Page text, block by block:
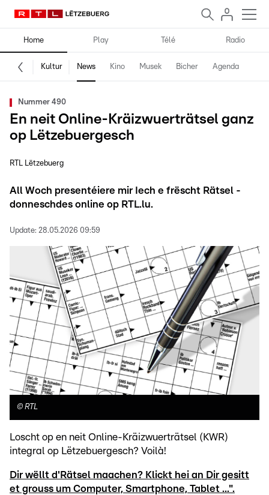
Home Play Télé Radio
Kultur News Kino Musek Bicher Agenda
Nummer 490
En neit Online-Kräizwuerträtsel ganz
op Lëtzebuergesch
RTL Lëtzebuerg
All Woch presentéiere mir Iech e frëscht Rätsel -
donneschdes online op RTL.lu.
Update: 28.05.2026 09:59
© RTL
Loscht op en neit Online-Kräizwuerträtsel (KWR)
integral op Lëtzebuergesch? Voilà!
Dir wëllt d'Rätsel maachen? Klickt hei an Dir gesitt
et grouss um Computer, Smartphone, Tablet ...".